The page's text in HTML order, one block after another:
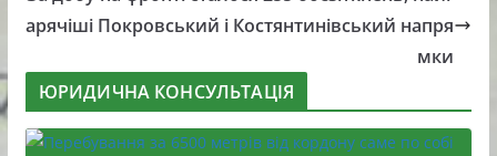
арячіші Покровський і Костянтинівський напря
мки
ЮРИДИЧНА КОНСУЛЬТАЦІЯ